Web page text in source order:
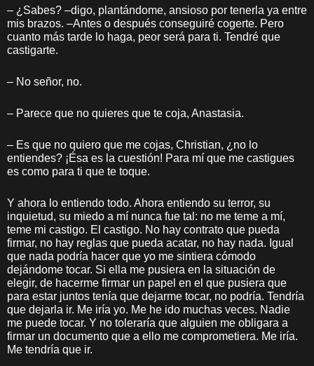
– ¿Sabes? –digo, plantándome, ansioso por tenerla ya entre
mis brazos. –Antes o después conseguiré cogerte. Pero
cuanto más tarde lo haga, peor será para ti. Tendré que
castigarte.
– No señor, no.
– Parece que no quieres que te coja, Anastasia.
– Es que no quiero que me cojas, Christian, ¿no lo
entiendes? ¡Ésa es la cuestión! Para mí que me castigues
es como para ti que te toque.
Y ahora lo entiendo todo. Ahora entiendo su terror, su
inquietud, su miedo a mí nunca fue tal: no me teme a mí,
teme mi castigo. El castigo. No hay contrato que pueda
firmar, no hay reglas que pueda acatar, no hay nada. Igual
que nada podría hacer que yo me sintiera cómodo
dejándome tocar. Si ella me pusiera en la situación de
elegir, de hacerme firmar un papel en el que pusiera que
para estar juntos tenía que dejarme tocar, no podría. Tendría
que dejarla ir. Me iría yo. Me he ido muchas veces. Nadie
me puede tocar. Y no toleraría que alguien me obligara a
firmar un documento que a ello me comprometiera. Me iría.
Me tendría que ir.